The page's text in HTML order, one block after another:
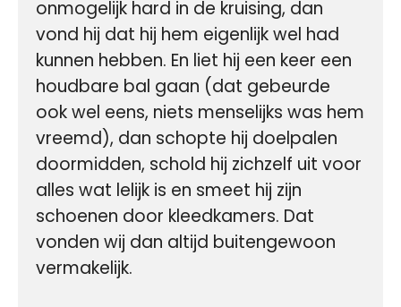
onmogelijk hard in de kruising, dan
vond hij dat hij hem eigenlijk wel had
kunnen hebben. En liet hij een keer een
houdbare bal gaan (dat gebeurde
ook wel eens, niets menselijks was hem
vreemd), dan schopte hij doelpalen
doormidden, schold hij zichzelf uit voor
alles wat lelijk is en smeet hij zijn
schoenen door kleedkamers. Dat
vonden wij dan altijd buitengewoon
vermakelijk.